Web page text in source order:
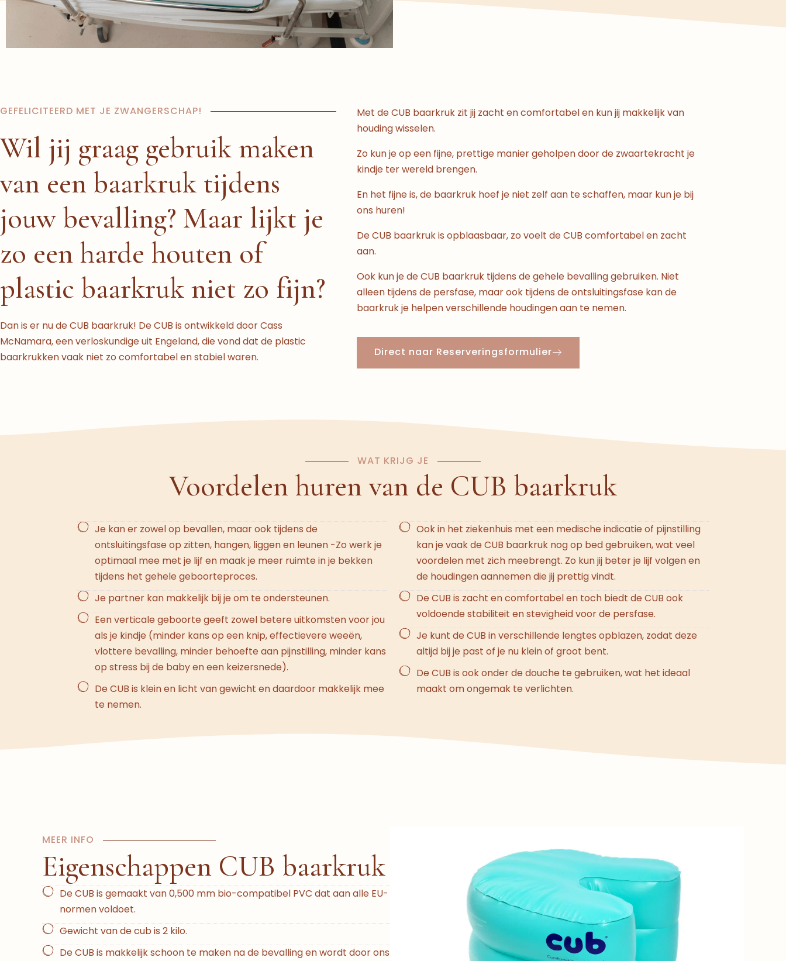
GEFELICITEERD MET JE ZWANGERSCHAP!
Wil jij graag gebruik maken
van een baarkruk tijdens
jouw bevalling? Maar lijkt je
zo een harde houten of
plastic baarkruk niet zo fijn?
Dan is er nu de CUB baarkruk! De CUB is ontwikkeld door Cass
McNamara, een verloskundige uit Engeland, die vond dat de plastic
baarkrukken vaak niet zo comfortabel en stabiel waren.
Met de CUB baarkruk zit jij zacht en comfortabel en kun jij makkelijk van
houding wisselen.
Zo kun je op een fijne, prettige manier geholpen door de zwaartekracht je
kindje ter wereld brengen.
En het fijne is, de baarkruk hoef je niet zelf aan te schaffen, maar kun je bij
ons huren!
De CUB baarkruk is opblaasbaar, zo voelt de CUB comfortabel en zacht
aan.
Ook kun je de CUB baarkruk tijdens de gehele bevalling gebruiken. Niet
alleen tijdens de persfase, maar ook tijdens de ontsluitingsfase kan de
baarkruk je helpen verschillende houdingen aan te nemen.
Direct naar Reserveringsformulier
WAT KRIJG JE
Voordelen huren van de CUB baarkruk
Je kan er zowel op bevallen, maar ook tijdens de
ontsluitingsfase op zitten, hangen, liggen en leunen -Zo werk je
optimaal mee met je lijf en maak je meer ruimte in je bekken
tijdens het gehele geboorteproces.
Je partner kan makkelijk bij je om te ondersteunen.
Een verticale geboorte geeft zowel betere uitkomsten voor jou
als je kindje (minder kans op een knip, effectievere weeën,
vlottere bevalling, minder behoefte aan pijnstilling, minder kans
op stress bij de baby en een keizersnede).
De CUB is klein en licht van gewicht en daardoor makkelijk mee
te nemen.
Ook in het ziekenhuis met een medische indicatie of pijnstilling
kan je vaak de CUB baarkruk nog op bed gebruiken, wat veel
voordelen met zich meebrengt. Zo kun jij beter je lijf volgen en
de houdingen aannemen die jij prettig vindt.
De CUB is zacht en comfortabel en toch biedt de CUB ook
voldoende stabiliteit en stevigheid voor de persfase.
Je kunt de CUB in verschillende lengtes opblazen, zodat deze
altijd bij je past of je nu klein of groot bent.
De CUB is ook onder de douche te gebruiken, wat het ideaal
maakt om ongemak te verlichten.
MEER INFO
Eigenschappen CUB baarkruk
De CUB is gemaakt van 0,500 mm bio-compatibel PVC dat aan alle EU-
normen voldoet.
Gewicht van de cub is 2 kilo.
De CUB is makkelijk schoon te maken na de bevalling en wordt door ons